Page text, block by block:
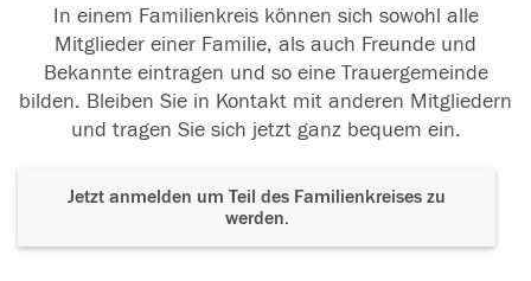
In einem Familienkreis können sich sowohl alle
Mitglieder einer Familie, als auch Freunde und
Bekannte eintragen und so eine Trauergemeinde
bilden. Bleiben Sie in Kontakt mit anderen Mitgliedern
und tragen Sie sich jetzt ganz bequem ein.
Jetzt anmelden um Teil des Familienkreises zu
werden.